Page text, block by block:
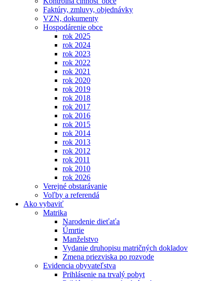
Faktúry, zmluvy, objednávky
VZN, dokumenty
Hospodárenie obce
rok 2025
rok 2024
rok 2023
rok 2022
rok 2021
rok 2020
rok 2019
rok 2018
rok 2017
rok 2016
rok 2015
rok 2014
rok 2013
rok 2012
rok 2011
rok 2010
rok 2026
Verejné obstarávanie
Voľby a referendá
Ako vybaviť
Matrika
Narodenie dieťaťa
Úmrtie
Manželstvo
Vydanie druhopisu matričných dokladov
Zmena priezviska po rozvode
Evidencia obyvateľstva
Prihlásenie na trvalý pobyt